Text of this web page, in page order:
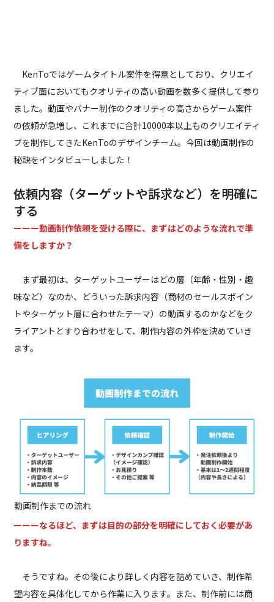
KenToではゲームタイトル案件を得意としており、クリエイ
ティブ面においてもクオリティの高い動画を数多く提供して参り
ました。動画やバナー制作のクオリティの高さからゲーム案件
の依頼が急増し、これまでに合計10000本以上ものクリエイティ
ブを制作してきたKenToのデザインチーム。今回は動画制作の
秘訣をインタビューしました！
依頼内容（ターゲットや訴求など）を明確に
する
ーーー動画制作依頼を受ける際に、まずはどのような流れで準
備をしますか？
まず最初は、ターゲットユーザーはどの層（年齢・性別・趣
味など）なのか、どういった訴求内容（商材のセールスポイン
トやターゲット層に合わせたテーマ）の動画するのかなどをク
ライアントとすり合わせをして、制作内容の外枠を決めていき
ます。
動画制作までの流れ
ーーーなるほど、まずは目的の部分を明確にしておく必要があ
りますね。
そうですね。その後により詳しく内容を詰めていき、制作希
望内容を具体化してから作業に入ります。また、制作前には商